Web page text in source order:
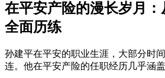
在平安产险的漫长岁月
全面历练
孙建平在平安的职业生涯，大部分时
连。他在平安产险的任职经历几乎涵